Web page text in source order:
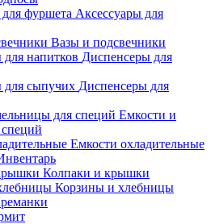
Аксессуары для
Вазы и подсвечники
Диспенсеры для
Диспенсеры для
Емкости и
Емкости охладительные
Колпаки и крышки
Корзины и хлебницы